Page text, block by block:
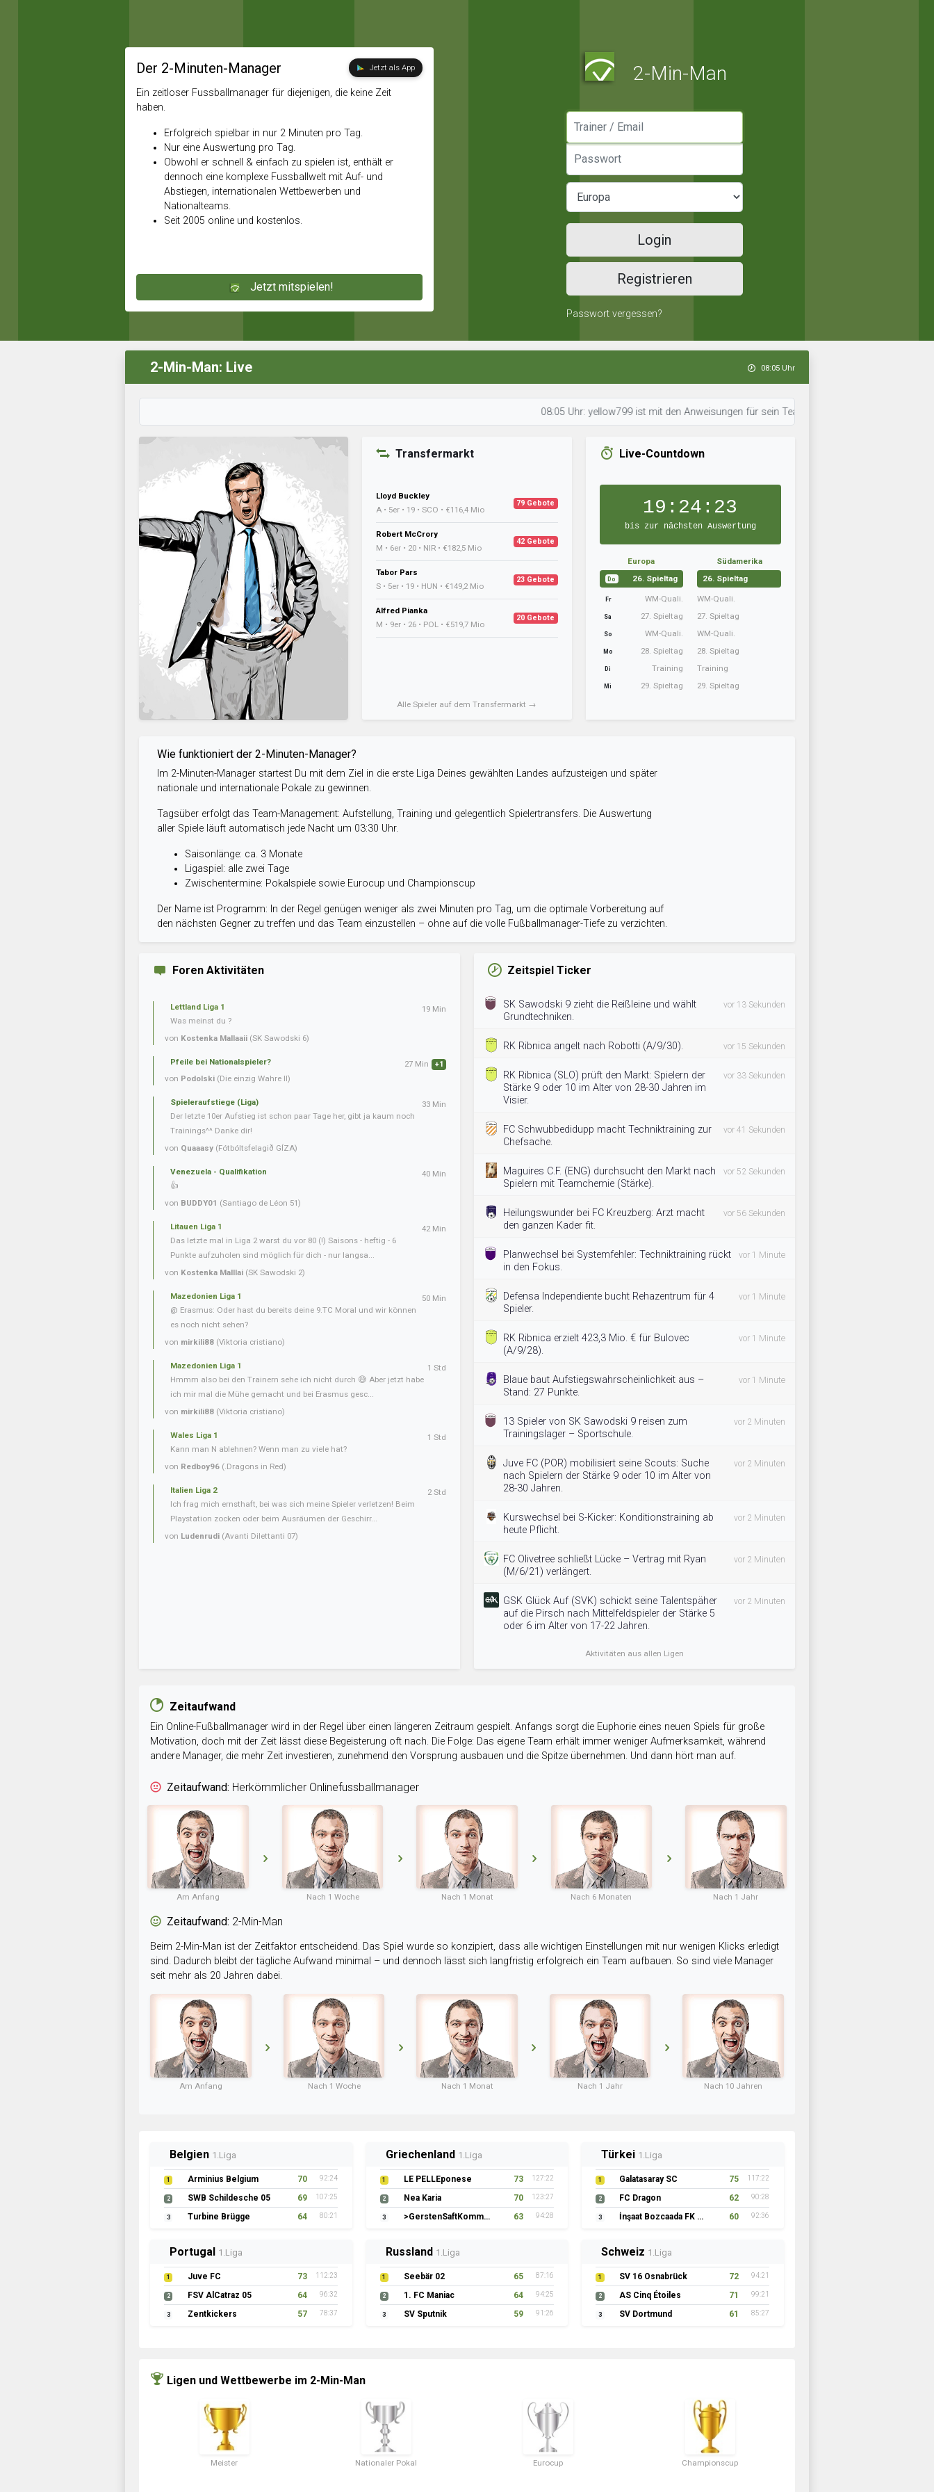
Der 2-Minuten-Manager Jetzt als App
Ein zeitloser Fussballmanager für diejenigen, die keine Zeit
haben.
Erfolgreich spielbar in nur 2 Minuten pro Tag.
Nur eine Auswertung pro Tag.
Obwohl er schnell & einfach zu spielen ist, enthält er
dennoch eine komplexe Fussballwelt mit Auf- und
Abstiegen, internationalen Wettbewerben und
Nationalteams.
Seit 2005 online und kostenlos.
Jetzt mitspielen!
2-Min-Man
Login
Registrieren
Passwort vergessen?
2-Min-Man: Live 08:05 Uhr
08:05 Uhr: yellow799 ist mit den Anweisungen für sein Team durch. • 08:05 Uhr: Timbers Army
Transfermarkt
Lloyd Buckley
A • 5er • 19 • SCO • €116,4 Mio
79 Gebote
Robert McCrory
M • 6er • 20 • NIR • €182,5 Mio
42 Gebote
Tabor Pars
S • 5er • 19 • HUN • €149,2 Mio
23 Gebote
Alfred Pianka
M • 9er • 26 • POL • €519,7 Mio
20 Gebote
Alle Spieler auf dem Transfermarkt →
Live-Countdown
19:24:21
bis zur nächsten Auswertung
Europa
Do 26. Spieltag
Fr WM-Quali.
Sa 27. Spieltag
So WM-Quali.
Mo 28. Spieltag
Di Training
Mi 29. Spieltag
Südamerika
26. Spieltag
WM-Quali.
27. Spieltag
WM-Quali.
28. Spieltag
Training
29. Spieltag
Wie funktioniert der 2-Minuten-Manager?
Im 2-Minuten-Manager startest Du mit dem Ziel in die erste Liga Deines gewählten Landes aufzusteigen und später
nationale und internationale Pokale zu gewinnen.
Tagsüber erfolgt das Team-Management: Aufstellung, Training und gelegentlich Spielertransfers. Die Auswertung
aller Spiele läuft automatisch jede Nacht um 03:30 Uhr.
Saisonlänge: ca. 3 Monate
Ligaspiel: alle zwei Tage
Zwischentermine: Pokalspiele sowie Eurocup und Championscup
Der Name ist Programm: In der Regel genügen weniger als zwei Minuten pro Tag, um die optimale Vorbereitung auf
den nächsten Gegner zu treffen und das Team einzustellen – ohne auf die volle Fußballmanager-Tiefe zu verzichten.
Foren Aktivitäten
Lettland Liga 1
Was meinst du ?
von Kostenka Mallaaii (SK Sawodski 6)
19 Min
Pfeile bei Nationalspieler?
von Podolski (Die einzig Wahre II)
27 Min +1
Spieleraufstiege (Liga)
Der letzte 10er Aufstieg ist schon paar Tage her, gibt ja kaum noch
Trainings^^ Danke dir!
von Quaaasy (Fótbóltsfelagið GÍZA)
33 Min
Venezuela - Qualifikation
👍
von BUDDY01 (Santiago de Léon 51)
40 Min
Litauen Liga 1
Das letzte mal in Liga 2 warst du vor 80 (!) Saisons - heftig - 6
Punkte aufzuholen sind möglich für dich - nur langsa...
von Kostenka Malllai (SK Sawodski 2)
42 Min
Mazedonien Liga 1
@ Erasmus: Oder hast du bereits deine 9.TC Moral und wir können
es noch nicht sehen?
von mirkili88 (Viktoria cristiano)
50 Min
Mazedonien Liga 1
Hmmm also bei den Trainern sehe ich nicht durch 😅 Aber jetzt habe
ich mir mal die Mühe gemacht und bei Erasmus gesc...
von mirkili88 (Viktoria cristiano)
1 Std
Wales Liga 1
Kann man N ablehnen? Wenn man zu viele hat?
von Redboy96 (.Dragons in Red)
1 Std
Italien Liga 2
Ich frag mich ernsthaft, bei was sich meine Spieler verletzen! Beim
Playstation zocken oder beim Ausräumen der Geschirr...
von Ludenrudi (Avanti Dilettanti 07)
2 Std
Zeitspiel Ticker
SK Sawodski 9 zieht die Reißleine und wählt
Grundtechniken.
vor 13 Sekunden
RK Ribnica angelt nach Robotti (A/9/30). vor 15 Sekunden
RK Ribnica (SLO) prüft den Markt: Spielern der
Stärke 9 oder 10 im Alter von 28-30 Jahren im
Visier.
vor 33 Sekunden
FC Schwubbedidupp macht Techniktraining zur
Chefsache.
vor 41 Sekunden
Maguires C.F. (ENG) durchsucht den Markt nach
Spielern mit Teamchemie (Stärke).
vor 52 Sekunden
Heilungswunder bei FC Kreuzberg: Arzt macht
den ganzen Kader fit.
vor 56 Sekunden
Planwechsel bei Systemfehler: Techniktraining rückt
in den Fokus.
vor 1 Minute
Defensa Independiente bucht Rehazentrum für 4
Spieler.
vor 1 Minute
RK Ribnica erzielt 423,3 Mio. € für Bulovec
(A/9/28).
vor 1 Minute
Blaue baut Aufstiegswahrscheinlichkeit aus –
Stand: 27 Punkte.
vor 1 Minute
13 Spieler von SK Sawodski 9 reisen zum
Trainingslager – Sportschule.
vor 2 Minuten
Juve FC (POR) mobilisiert seine Scouts: Suche
nach Spielern der Stärke 9 oder 10 im Alter von
28-30 Jahren.
vor 2 Minuten
Kurswechsel bei S-Kicker: Konditionstraining ab
heute Pflicht.
vor 2 Minuten
FC Olivetree schließt Lücke – Vertrag mit Ryan
(M/6/21) verlängert.
vor 2 Minuten
GSK Glück Auf (SVK) schickt seine Talentspäher
auf die Pirsch nach Mittelfeldspieler der Stärke 5
oder 6 im Alter von 17-22 Jahren.
vor 2 Minuten
Aktivitäten aus allen Ligen
Zeitaufwand
Ein Online-Fußballmanager wird in der Regel über einen längeren Zeitraum gespielt. Anfangs sorgt die Euphorie eines neuen Spiels für große
Motivation, doch mit der Zeit lässt diese Begeisterung oft nach. Die Folge: Das eigene Team erhält immer weniger Aufmerksamkeit, während
andere Manager, die mehr Zeit investieren, zunehmend den Vorsprung ausbauen und die Spitze übernehmen. Und dann hört man auf.
Zeitaufwand: Herkömmlicher Onlinefussballmanager
Am Anfang Nach 1 Woche Nach 1 Monat Nach 6 Monaten Nach 1 Jahr
Zeitaufwand: 2-Min-Man
Beim 2-Min-Man ist der Zeitfaktor entscheidend. Das Spiel wurde so konzipiert, dass alle wichtigen Einstellungen mit nur wenigen Klicks erledigt
sind. Dadurch bleibt der tägliche Aufwand minimal – und dennoch lässt sich langfristig erfolgreich ein Team aufbauen. So sind viele Manager
seit mehr als 20 Jahren dabei.
Am Anfang Nach 1 Woche Nach 1 Monat Nach 1 Jahr Nach 10 Jahren
Belgien 1.Liga
1 Arminius Belgium 70 92:24
2 SWB Schildesche 05 69 107:25
3 Turbine Brügge 64 80:21
Griechenland 1.Liga
1 LE PELLEponese 73 127:22
2 Nea Karia 70 123:27
3 >GerstenSaftKommando 63 94:28
Türkei 1.Liga
1 Galatasaray SC 75 117:22
2 FC Dragon 62 90:28
3 İnşaat Bozcaada FK 1957 60 92:36
Portugal 1.Liga
1 Juve FC 73 112:23
2 FSV AlCatraz 05 64 96:32
3 Zentkickers 57 78:37
Russland 1.Liga
1 Seebär 02 65 87:16
2 1. FC Maniac 64 94:25
3 SV Sputnik 59 91:26
Schweiz 1.Liga
1 SV 16 Osnabrück 72 94:21
2 AS Cinq Étoiles 71 99:21
3 SV Dortmund 61 85:27
Ligen und Wettbewerbe im 2-Min-Man
Meister Nationaler Pokal Eurocup Championscup